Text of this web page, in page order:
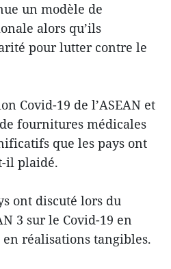
un modèle de
alors qu’ils
pour lutter contre le
Covid-19 de l’ASEAN et
fournitures médicales
que les pays ont
il plaidé.
ont discuté lors du
3 sur le Covid-19 en
réalisations tangibles.